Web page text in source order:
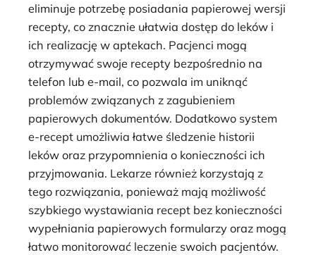
eliminuje potrzebę posiadania papierowej wersji
recepty, co znacznie ułatwia dostęp do leków i
ich realizację w aptekach. Pacjenci mogą
otrzymywać swoje recepty bezpośrednio na
telefon lub e-mail, co pozwala im uniknąć
problemów związanych z zagubieniem
papierowych dokumentów. Dodatkowo system
e-recept umożliwia łatwe śledzenie historii
leków oraz przypomnienia o konieczności ich
przyjmowania. Lekarze również korzystają z
tego rozwiązania, ponieważ mają możliwość
szybkiego wystawiania recept bez konieczności
wypełniania papierowych formularzy oraz mogą
łatwo monitorować leczenie swoich pacjentów.